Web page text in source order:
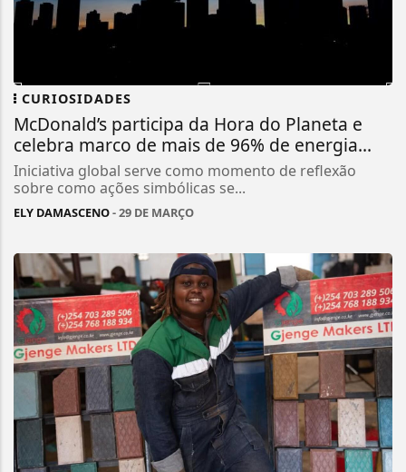
CURIOSIDADES
McDonald’s participa da Hora do Planeta e
celebra marco de mais de 96% de energia...
Iniciativa global serve como momento de reflexão
sobre como ações simbólicas se...
ELY DAMASCENO- 29 DE MARÇO